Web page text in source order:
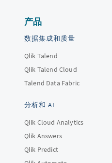
产品
数据集成和质量
Qlik Talend
Qlik Talend Cloud
Talend Data Fabric
分析和 AI
Qlik Cloud Analytics
Qlik Answers
Qlik Predict